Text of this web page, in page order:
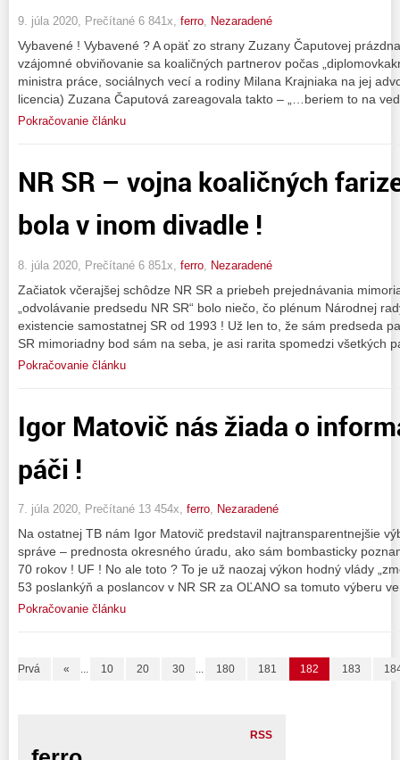
9. júla 2020, Prečítané 6 841x, ferro Nezaradené
Vybavené ! Vybavené ? A opäť zo strany Zuzany Čaputovej
vzájomné obviňovanie sa koaličných partnerov počas
ministra práce, sociálnych vecí a rodiny Milana Krajniaka na jej
licencia) Zuzana Čaputová zareagovala takto – „…beriem to na
Pokračovanie článku
NR SR – vojna koaličných
bola v inom divadle !
8. júla 2020, Prečítané 6 851x, ferro Nezaradené
Začiatok včerajšej schôdze NR SR a priebeh prejednávania
„odvolávanie predsedu NR SR“ bolo niečo, čo plénum Národnej
existencie samostatnej SR od 1993 ! Už len to, že sám predseda
SR mimoriadny bod sám na seba, je asi rarita spomedzi všetkých
Pokračovanie článku
Igor Matovič nás žiada o
páči !
7. júla 2020, Prečítané 13 454x, ferro, Nezaradené
Na ostatnej TB nám Igor Matovič predstavil najtransparentnejšie
správe – prednosta okresného úradu, ako sám bombasticky
70 rokov ! UF ! No ale toto ? To je už naozaj výkon hodný vlády
53 poslankýň a poslancov v NR SR za OĽANO sa tomuto výberu
Pokračovanie článku
Prvá « ... 10 20 30 ... 180 181 182 183
RSS